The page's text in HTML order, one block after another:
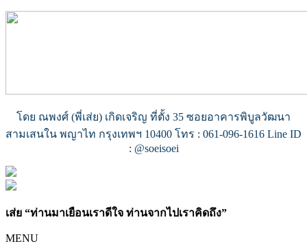
โดย ณพงศ์ (พี่เส่ย) เกิดเจริญ ที่ตั้ง 35 ซอยอาคารพิบูลวัฒนา
สามเสนใน พญาไท กรุงเทพฯ 10400 โทร : 061-096-1616 Line ID
: @soeisoei
เส่ย “ท่านมาเยือนเราดีใจ ท่านจากไปเราคิดถึง”
MENU